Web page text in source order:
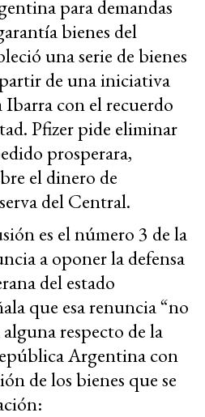
para demandas
bienes del
una serie de bienes
de una iniciativa
con el recuerdo
Pfizer pide eliminar
prosperara,
el dinero de
del Central.
es el número 3 de la
a oponer la defensa
del estado
que esa renuncia “no
respecto de la
Argentina con
de los bienes que se